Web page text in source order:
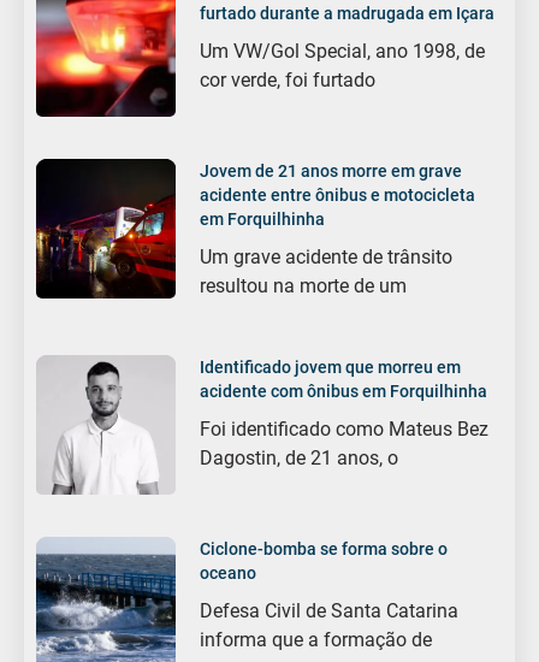
furtado durante a madrugada em Içara
Um VW/Gol Special, ano 1998, de
cor verde, foi furtado
Jovem de 21 anos morre em grave
acidente entre ônibus e motocicleta
em Forquilhinha
Um grave acidente de trânsito
resultou na morte de um
Identificado jovem que morreu em
acidente com ônibus em Forquilhinha
Foi identificado como Mateus Bez
Dagostin, de 21 anos, o
Ciclone-bomba se forma sobre o
oceano
Defesa Civil de Santa Catarina
informa que a formação de